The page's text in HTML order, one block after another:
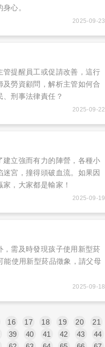
心。
2025-09-23
提醒員工或促請改善，這行
勞資顧問，解析主管如何合
刑事法律責任？
2025-09-22
立強而有力的陣營，各種小
宮，撞得頭破血流。如果因
，大家都是輸家！
2025-09-19
需及時發現孩子使用新型菸
能使用新型菸品徵象，請父母
2025-09-18
16 17 18 19 20 21
39 40 41 42 43 44